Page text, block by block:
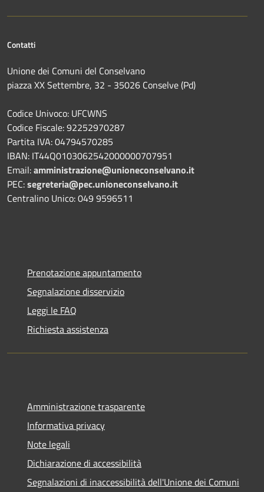
Contatti
Unione dei Comuni del Conselvano
piazza XX Settembre, 32 - 35026 Conselve (Pd)
Codice Univoco: UFCWNS
Codice Fiscale: 92252970287
Partita IVA: 04794570285
IBAN: IT44Q0103062542000000707951
Email:amministrazione@unioneconselvano.it
PEC:segreteria@pec.unioneconselvano.it
Centralino Unico: 049 9596511
Prenotazione appuntamento
Segnalazione disservizio
Leggi le FAQ
Richiesta assistenza
Amministrazione trasparente
Informativa privacy
Note legali
Dichiarazione di accessibilità
Segnalazioni di inaccessibilità dell'Unione dei Comuni